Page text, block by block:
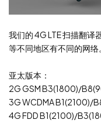
我们的 4G LTE 扫描翻译
等不同地区有不同的网络。
亚太版本：
2G GSM B3(1800)/
3G WCDMA B1(2100)/
4G FDD B1(2100)/